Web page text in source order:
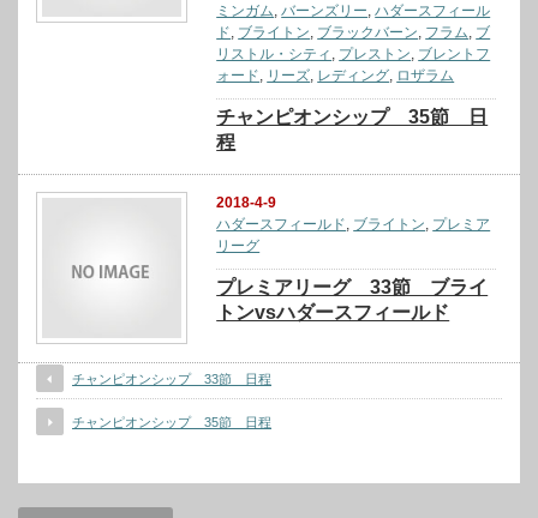
ミンガム,バーンズリー,ハダースフィール
ド, ブライトン, ブラックバーン, フラム, ブ
リストル・シティ , プレストン, ブレントフ
ォード, リーズ, レディング, ロザラム
チャンピオンシップ 35節 日
程
2018-4-9
ハダースフィールド, ブライトン, プレミア
リーグ
プレミアリーグ 33節 ブライ
トンvsハダースフィールド
チャンピオンシップ 33節 日程
チャンピオンシップ 35節 日程